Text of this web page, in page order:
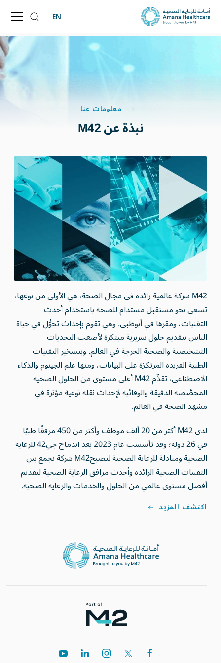
EN
معلومات عنا
نبذة عن M42
M42 شركة عالمية رائدة في مجال الصحة، هي الأولى من نوعها،
تسعى نحو مستقبل مستدام للصحة باستخدام أحدث
التقنيات، ومقرها في أبوظبي. وهي تقوم بإحداث تحوُّل في حياة
الناس بتقديم حلول سريرية مبتكرة لأصعب التحديات
التشخيصية والصحية الحرجة في العالم. وبتسخير التقنيات
الطبية الفريدة المرتكزة على البيانات، ومنها علم الجينوم والذكاء
الاصطناعي، تقدِّم M42 أعلى مستوى من الحلول الصحية
المخصَّصة الدقيقة والوقائية لإحداث نقلة نوعية مؤثرة في
مشهد الصحة في العالم.
لدى M42 أكثر من 20 ألف موظف وأكثر من 450 مرفقًا طبيًا
في 26 دولة؛ وقد تأسست عام 2023 بعد اندماج جي42 للرعاية
الصحية ومبادلة للرعاية الصحية لتصبحM42 شركة تجمع بين
التقنيات الصحية الرائدة وأحدث مرافق الرعاية الصحية لتقديم
أفضل مستوى عالمي من الحلول والخدمات والرعاية الصحية.
اكتشف المزيد